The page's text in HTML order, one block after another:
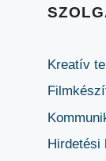
Kreatív
Hirdetési